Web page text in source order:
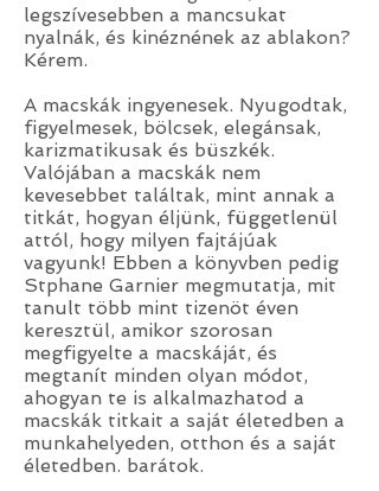
legszívesebben a mancsukat
nyalnák, és kinéznének az ablakon?
Kérem.
A macskák ingyenesek. Nyugodtak,
figyelmesek, bölcsek, elegánsak,
karizmatikusak és büszkék.
Valójában a macskák nem
kevesebbet találtak, mint annak a
titkát, hogyan éljünk, függetlenül
attól, hogy milyen fajtájúak
vagyunk! Ebben a könyvben pedig
Stphane Garnier megmutatja, mit
tanult több mint tizenöt éven
keresztül, amikor szorosan
megfigyelte a macskáját, és
megtanít minden olyan módot,
ahogyan te is alkalmazhatod a
macskák titkait a saját életedben a
munkahelyeden, otthon és a saját
életedben. barátok.